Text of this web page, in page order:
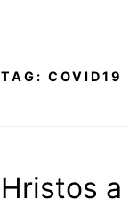
TAG: COVID19
Hristos